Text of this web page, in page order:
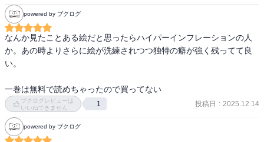
広瀬 洋二（ひろせ ようじ）：
霜葩高校野球部キャッチャー。
３年。
桐山 不折（きりやま ふせつ）：
霜葩高校野球部狩り。
右ひじを負傷した経験で１日３球しか全力投球できないイップスが
ある。
三馬 正磨（みま しょうま）：
・‥…━━━☆・‥…━━━☆・‥…━━━☆
感想は最終巻にまとめて記載予定です。
powered by ブクログ
なんか見たことある絵だと思ったらハイパーインフレーションの人
か。あの時よりさらに絵が洗練されつつ独特の癖が強く残ってて良
い。
一巻は無料で読めちゃったので買ってない
ブクログレビューは
いいねできません
1 投稿日 : 2025.12.14
powered by ブクログ